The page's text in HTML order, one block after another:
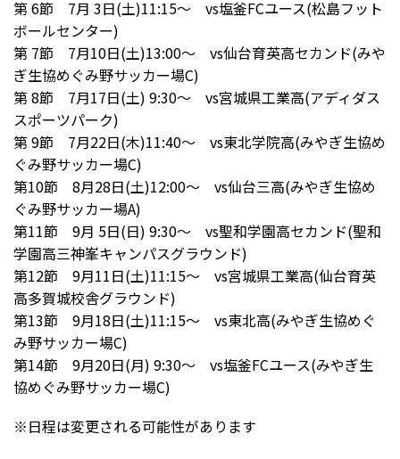
第 6節 7月 3日(土)11:15～ vs塩釜FCユース(松島フット
ボールセンター)
第 7節 7月10日(土)13:00～ vs仙台育英高セカンド(みや
ぎ生協めぐみ野サッカー場C)
第 8節 7月17日(土) 9:30～ vs宮城県工業高(アディダス
スポーツパーク)
第 9節 7月22日(木)11:40～ vs東北学院高(みやぎ生協め
ぐみ野サッカー場C)
第10節 8月28日(土)12:00～ vs仙台三高(みやぎ生協め
ぐみ野サッカー場A)
第11節 9月 5日(日) 9:30～ vs聖和学園高セカンド(聖和
学園高三神峯キャンパスグラウンド)
第12節 9月11日(土)11:15～ vs宮城県工業高(仙台育英
高多賀城校舎グラウンド)
第13節 9月18日(土)11:15～ vs東北高(みやぎ生協めぐ
み野サッカー場C)
第14節 9月20日(月) 9:30～ vs塩釜FCユース(みやぎ生
協めぐみ野サッカー場C)
※日程は変更される可能性があります